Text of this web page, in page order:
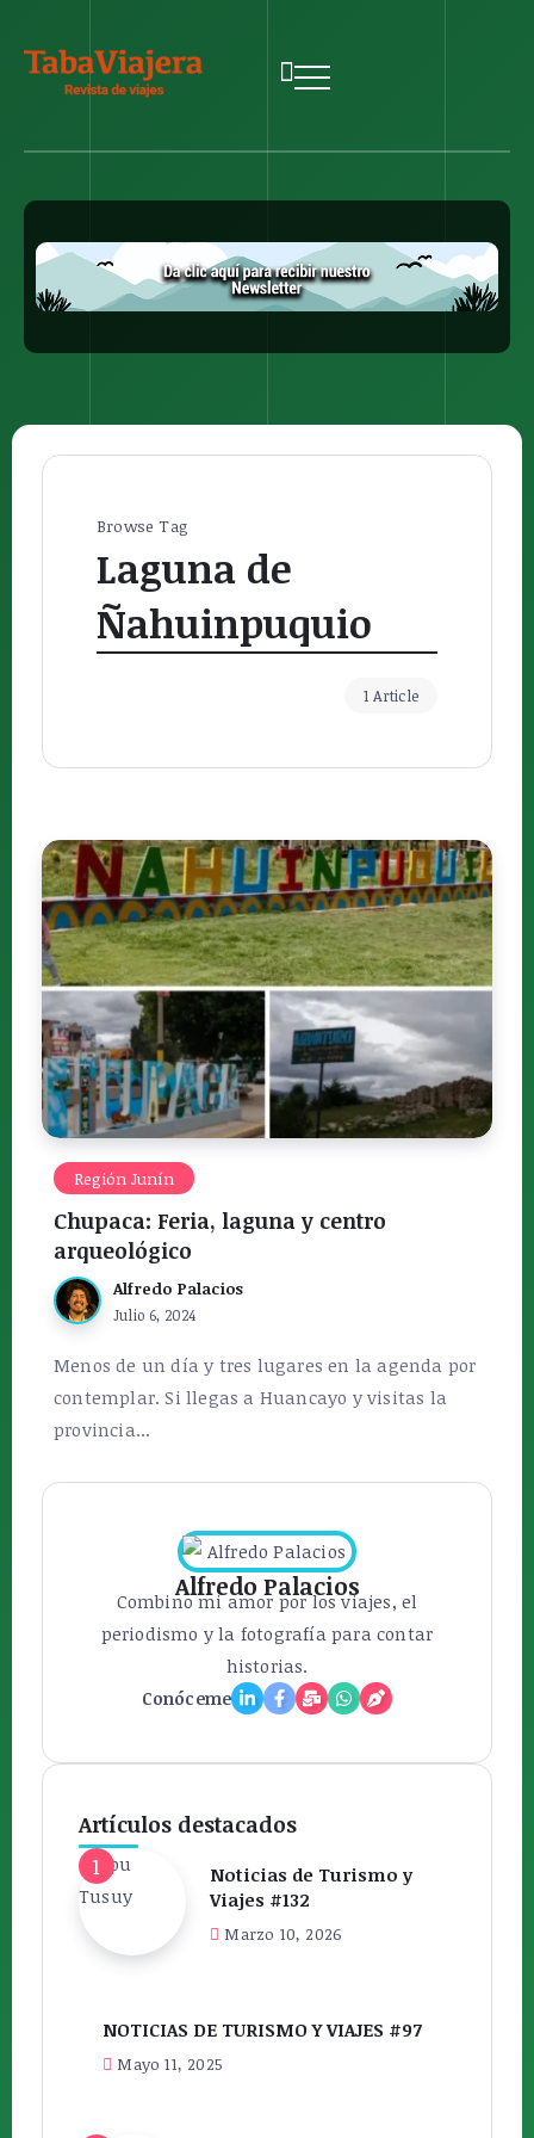
Browse Tag
Laguna de
Ñahuinpuquio
1 Article
Región Junín
Chupaca: Feria, laguna y centro
arqueológico
Alfredo Palacios
Julio 6, 2024
Menos de un día y tres lugares en la agenda por
contemplar. Si llegas a Huancayo y visitas la
provincia...
Alfredo Palacios
Combino mi amor por los viajes, el
periodismo y la fotografía para contar
historias.
Conóceme
Artículos destacados
Noticias de Turismo y
Viajes #132
Marzo 10, 2026
NOTICIAS DE TURISMO Y VIAJES #97
Mayo 11, 2025